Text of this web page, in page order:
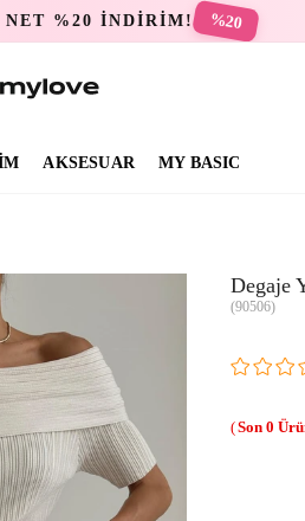
NET %20 İNDİRİM! %20
AKSESUAR MY BASIC
Degaje
(90506)
0